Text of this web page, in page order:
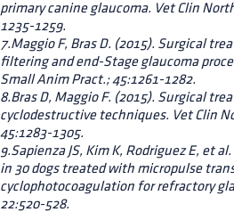
primary canine glaucoma. Vet Clin
1235-1259.
7.Maggio F, Bras D. (2015). Surgical
filtering and end-Stage glaucoma
Small Anim Pract.; 45:1261-1282.
8.Bras D, Maggio F. (2015). Surgical
cyclodestructive techniques. Vet Clin
45:1283-1305.
9.Sapienza JS, Kim K, Rodriguez E, et
in 30 dogs treated with micropulse
cyclophotocoagulation for refractory
22:520-528.